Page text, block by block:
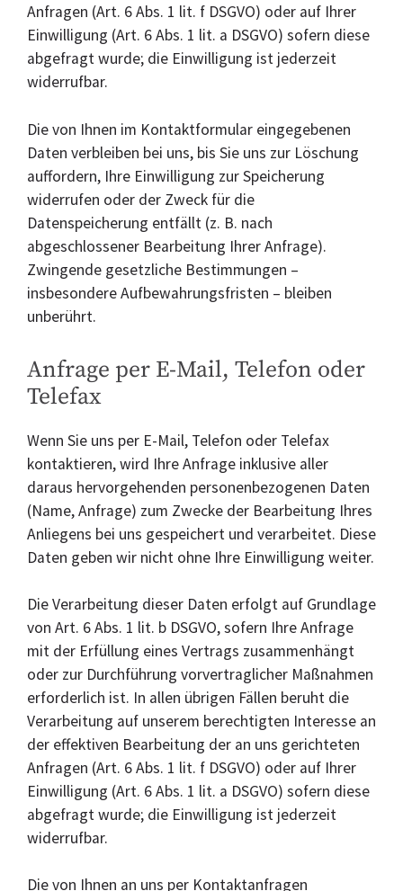
Anfragen (Art. 6 Abs. 1 lit. f DSGVO) oder auf Ihrer
Einwilligung (Art. 6 Abs. 1 lit. a DSGVO) sofern diese
abgefragt wurde; die Einwilligung ist jederzeit
widerrufbar.
Die von Ihnen im Kontaktformular eingegebenen
Daten verbleiben bei uns, bis Sie uns zur Löschung
auffordern, Ihre Einwilligung zur Speicherung
widerrufen oder der Zweck für die
Datenspeicherung entfällt (z. B. nach
abgeschlossener Bearbeitung Ihrer Anfrage).
Zwingende gesetzliche Bestimmungen –
insbesondere Aufbewahrungsfristen – bleiben
unberührt.
Anfrage per E-Mail, Telefon oder
Telefax
Wenn Sie uns per E-Mail, Telefon oder Telefax
kontaktieren, wird Ihre Anfrage inklusive aller
daraus hervorgehenden personenbezogenen Daten
(Name, Anfrage) zum Zwecke der Bearbeitung Ihres
Anliegens bei uns gespeichert und verarbeitet. Diese
Daten geben wir nicht ohne Ihre Einwilligung weiter.
Die Verarbeitung dieser Daten erfolgt auf Grundlage
von Art. 6 Abs. 1 lit. b DSGVO, sofern Ihre Anfrage
mit der Erfüllung eines Vertrags zusammenhängt
oder zur Durchführung vorvertraglicher Maßnahmen
erforderlich ist. In allen übrigen Fällen beruht die
Verarbeitung auf unserem berechtigten Interesse an
der effektiven Bearbeitung der an uns gerichteten
Anfragen (Art. 6 Abs. 1 lit. f DSGVO) oder auf Ihrer
Einwilligung (Art. 6 Abs. 1 lit. a DSGVO) sofern diese
abgefragt wurde; die Einwilligung ist jederzeit
widerrufbar.
Die von Ihnen an uns per Kontaktanfragen